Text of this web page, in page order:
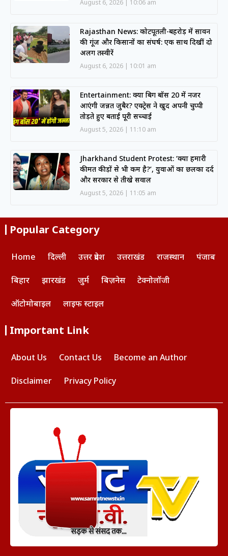
August 6, 2026 10:06 am
Rajasthan News: कोटपूतली-बहरोड़ में सावन
की गूंज और किसानों का संघर्ष: एक साथ दिखीं दो
अलग तस्वीरें
August 6, 2026 10:01 am
Entertainment: क्या बिग बॉस 20 में नजर
आएंगी जन्नत जुबैर? एक्ट्रेस ने खुद अपनी चुप्पी
तोड़ते हुए बताई पूरी सच्चाई
August 5, 2026 11:10 am
Jharkhand Student Protest: ‘क्या हमारी
कीमत कीड़ों से भी कम है?’, युवाओं का छलका दर्द
और सरकार से तीखे सवाल
August 5, 2026 11:05 am
Popular Category
Home दिल्ली उत्तर प्रदेश उत्तराखंड राजस्थान पंजाब
बिहार झारखंड जुर्म बिज़नेस टेक्नोलॉजी
ऑटोमोबाइल लाइफ स्टाइल
Important Link
About Us Contact Us Become an Author
Disclaimer Privacy Policy